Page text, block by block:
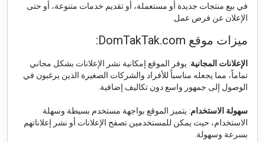
في بيع منتجات جديدة أو مستعملة، أو تقديم خدمات متنوعة، أو حتى
الإعلان عن فرص عمل.
ميزات موقع DomTakTak.com:
الإعلانات المجانية: يوفر الموقع إمكانية نشر الإعلانات بشكل مجاني
تماماً، مما يجعله مناسباً للأفراد والشركات الصغيرة الذين يرغبون في
الوصول إلى جمهور واسع دون تكاليف إضافية.
سهولة الاستخدام: يتميز الموقع بواجهة مستخدم بسيطة وسهلة
الاستخدام، حيث يمكن للمستخدمين تصفح الإعلانات أو نشر إعلاناتهم
بسرعة وسهولة.